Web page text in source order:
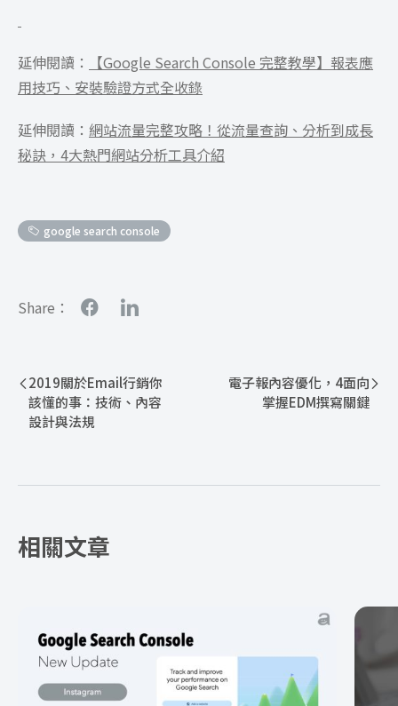
延伸閱讀：
【Google Search Console 完整教學】報表應
用技巧、安裝驗證方式全收錄
延伸閱讀： 網站流量完整攻略！從流量查詢、分析到成長
秘訣，4大熱門網站分析工具介紹
google search console
Share：
2019關於Email行銷你
該懂的事：技術、內容
設計與法規
電子報內容優化，4面向
掌握EDM撰寫關鍵
相關文章